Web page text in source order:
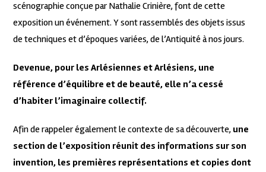
scénographie conçue par Nathalie Crinière, font de cette
exposition un événement. Y sont rassemblés des objets issus
de techniques et d’époques variées, de l’Antiquité à nos jours.
Devenue, pour les Arlésiennes et Arlésiens, une
référence d’équilibre et de beauté, elle n’a cessé
d’habiter l’imaginaire collectif.
Afin de rappeler également le contexte de sa découverte, une
section de l’exposition réunit des informations sur son
invention, les premières représentations et copies dont